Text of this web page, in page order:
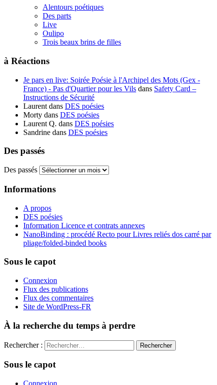
Alentours poétiques
Des parts
Live
Oulipo
Trois beaux brins de filles
à Réactions
Je pars en live: Soirée Poésie à l'Archipel des Mots (Gex -
France) - Pas d'Quartier pour les Vils dans Safety Card –
Instructions de Sécurité
Laurent dans DES poésies
Morty dans DES poésies
Laurent Q. dans DES poésies
Sandrine dans DES poésies
Des passés
Des passés
Informations
A propos
DES poésies
Information Licence et contrats annexes
NanoBinding : procédé Recto pour Livres reliés dos carré par
pliage/folded-binded books
Sous le capot
Connexion
Flux des publications
Flux des commentaires
Site de WordPress-FR
À la recherche du temps à perdre
Rechercher :
Sous le capot
Connexion